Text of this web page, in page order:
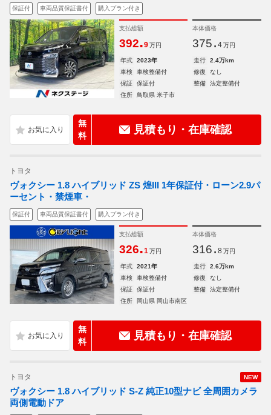
保証付 車両品質保証書付 購入プラン付き
支払総額
392.9 万円
本体価格
375. 4 万円
年式 2023年 走行
2.4万km
車検
車検整備付 修復
なし
保証
保証付 整備
法定整備付
住所
鳥取県 米子市
無
料
見積もり・在庫確認
トヨタ
ヴォクシー 1.8 ハイブリッド ZS 煌III 1年保証付・ローン2.9パ
ーセント・禁煙車・
保証付 車両品質保証書付 購入プラン付き
支払総額
326.1 万円
本体価格
316. 8 万円
年式 2021年 走行
2.6万km
車検
車検整備付 修復
なし
保証
保証付 整備
法定整備付
住所
岡山県 岡山市南区
無
料
見積もり・在庫確認
NEW
トヨタ
ヴォクシー 1.8 ハイブリッド S-Z 純正10型ナビ 全周囲カメラ
両側電動ドア